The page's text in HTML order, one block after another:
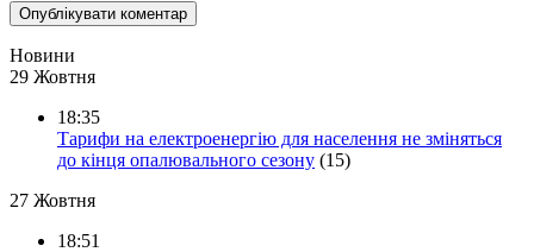
Новини
29 Жовтня
18:35
Тарифи на електроенергію для населення не зміняться
до кінця опалювального сезону (15)
27 Жовтня
18:51